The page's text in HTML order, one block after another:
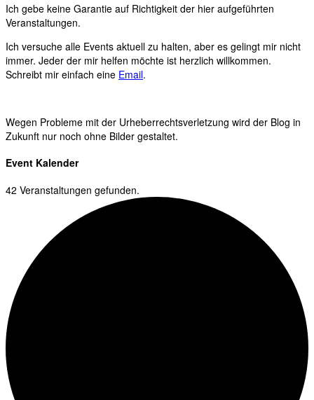
Ich gebe keine Garantie auf Richtigkeit der hier aufgeführten
Veranstaltungen.
Ich versuche alle Events aktuell zu halten, aber es gelingt mir nicht
immer. Jeder der mir helfen möchte ist herzlich willkommen.
Schreibt mir einfach eine Email.
Wegen Probleme mit der Urheberrechtsverletzung wird der Blog in
Zukunft nur noch ohne Bilder gestaltet.
Event Kalender
42 Veranstaltungen gefunden.